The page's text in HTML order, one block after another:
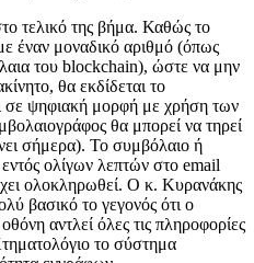
τελικό της βήμα. Καθώς το
έναν μοναδικό αριθμό (όπως
του blockchain), ώστε να μην
θα εκδίδεται το
σε ψηφιακή μορφή με χρήση των
θα μπορεί να τηρεί
σήμερα). Το συμβόλαιο ή
εντός ολίγων λεπτών στο email
ολοκληρωθεί. Ο κ. Κυρανάκης
βασικό το γεγονός ότι ο
αντλεί όλες τις πληροφορίες
το σύστημα